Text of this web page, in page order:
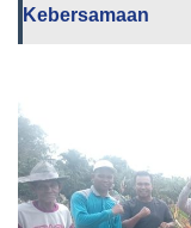
Kebersamaan